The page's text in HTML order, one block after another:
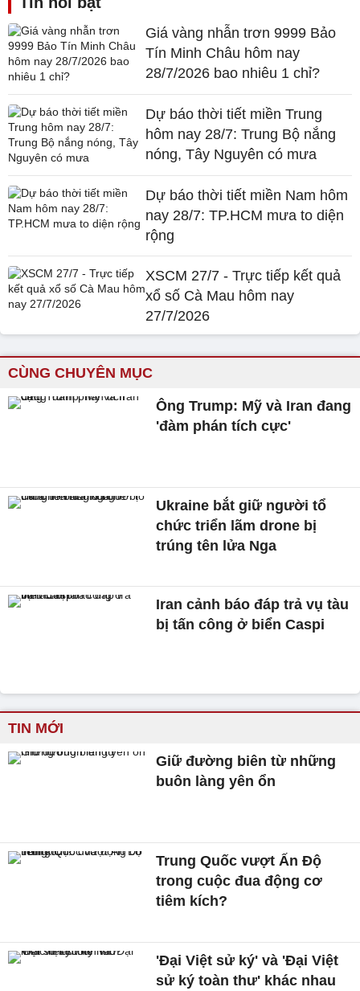
Giá vàng nhẫn trơn 9999 Bảo
Tín Minh Châu hôm nay
28/7/2026 bao nhiêu 1 chỉ?
Dự báo thời tiết miền Trung
hôm nay 28/7: Trung Bộ nắng
nóng, Tây Nguyên có mưa
Dự báo thời tiết miền Nam hôm
nay 28/7: TP.HCM mưa to diện
rộng
XSCM 27/7 - Trực tiếp kết quả
xổ số Cà Mau hôm nay
27/7/2026
CÙNG CHUYÊN MỤC
Ông Trump: Mỹ và Iran đang
'đàm phán tích cực'
Ukraine bắt giữ người tổ
chức triển lãm drone bị
trúng tên lửa Nga
Iran cảnh báo đáp trả vụ tàu
bị tấn công ở biển Caspi
TIN MỚI
Giữ đường biên từ những
buôn làng yên ổn
Trung Quốc vượt Ấn Độ
trong cuộc đua động cơ
tiêm kích?
'Đại Việt sử ký' và 'Đại Việt
sử ký toàn thư' khác nhau